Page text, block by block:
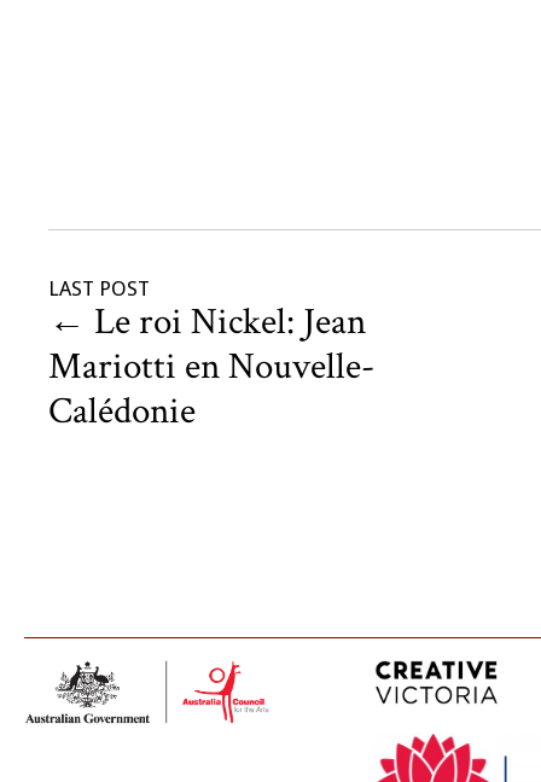
LAST POST
← Le roi Nickel: Jean
Mariotti en Nouvelle-
Calédonie